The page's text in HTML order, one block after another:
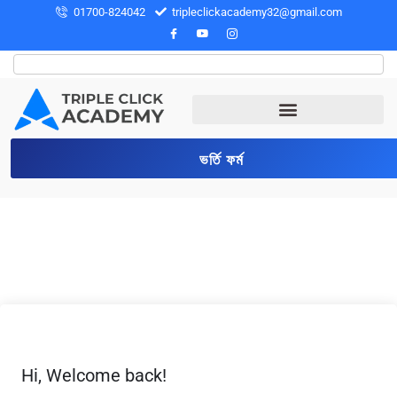
01700-824042 tripleclickacademy32@gmail.com
ভর্তি ফর্ম
Hi, Welcome back!